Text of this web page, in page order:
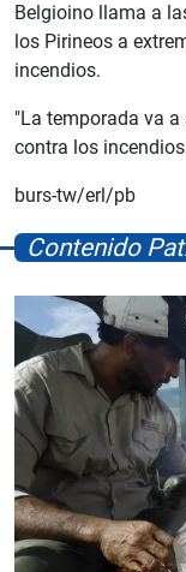
Belgioino llama a
los Pirineos a
incendios.
"La temporada va
contra los
burs-tw/erl/pb
Contenido